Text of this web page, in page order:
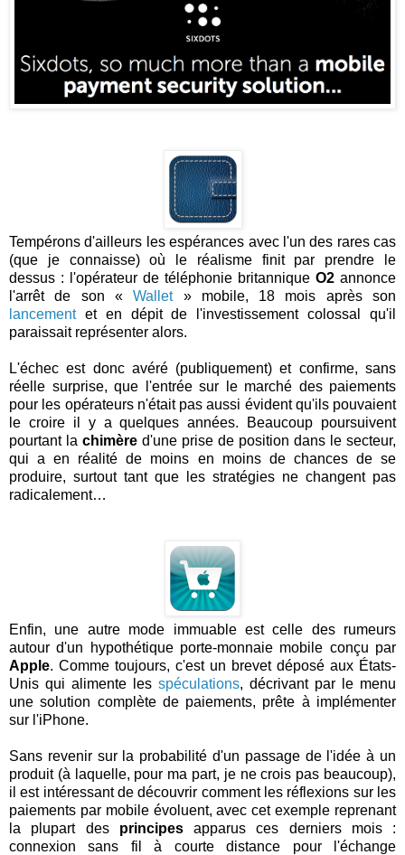
Tempérons d'ailleurs les espérances avec l'un des rares cas
(que je connaisse) où le réalisme finit par prendre le
dessus : l'opérateur de téléphonie britannique O2 annonce
l'arrêt de son «Wallet» mobile, 18 mois après son
lancementet en dépit de l'investissement colossal qu'il
paraissait représenter alors.
L'échec est donc avéré (publiquement) et confirme, sans
réelle surprise, que l'entrée sur le marché des paiements
pour les opérateurs n'était pas aussi évident qu'ils pouvaient
le croire il y a quelques années. Beaucoup poursuivent
pourtant la chimère d'une prise de position dans le secteur,
qui a en réalité de moins en moins de chances de se
produire, surtout tant que les stratégies ne changent pas
radicalement…
Enfin, une autre mode immuable est celle des rumeurs
autour d'un hypothétique porte-monnaie mobile conçu par
Apple. Comme toujours, c'est un brevet déposé aux États-
Unis qui alimente les spéculations, décrivant par le menu
une solution complète de paiements, prête à implémenter
sur l'iPhone.
Sans revenir sur la probabilité d'un passage de l'idée à un
produit (à laquelle, pour ma part, je ne crois pas beaucoup),
il est intéressant de découvrir comment les réflexions sur les
paiements par mobile évoluent, avec cet exemple reprenant
la plupart des principesapparus ces derniers mois :
connexion sans fil à courte distance pour l'échange